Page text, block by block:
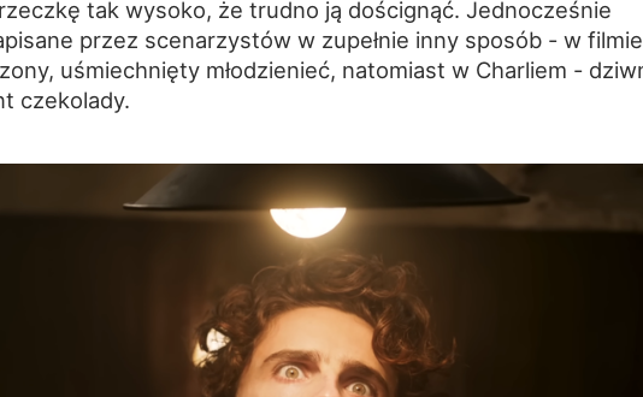
tak wysoko, że trudno ją doścignąć. Jednocześnie
przez scenarzystów w zupełnie inny sposób - w filmie
uśmiechnięty młodzienieć, natomiast w Charliem -
czekolady.